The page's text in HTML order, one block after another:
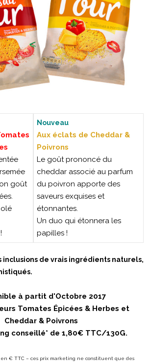
goût
Nouveau
Aux éclats de Cheddar &
Poivrons
Le goût prononcé du
cheddar associé au parfum
du poivron apporte des
saveurs exquises et
étonnantes.
Un duo qui étonnera les
papilles !
inclusions de vrais ingrédients naturels,
à partit d'Octobre 2017
Tomates Épicées & Herbes et
Cheddar & Poivrons
conseillé* de 1,80€ TTC/130G.
€ TTC – ces prix marketing ne constituent que des